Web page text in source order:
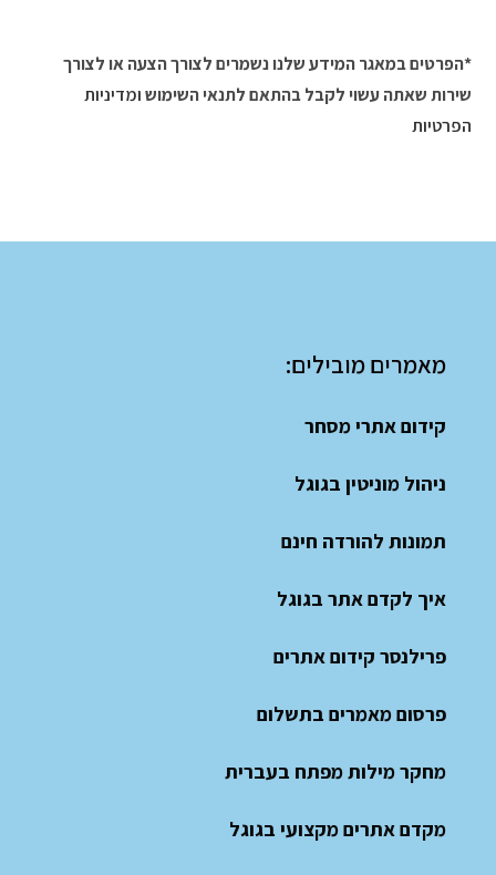
*הפרטים במאגר המידע שלנו נשמרים לצורך הצעה או לצורך
שירות שאתה עשוי לקבל בהתאם לתנאי השימושומדיניות
הפרטיות
מאמרים מובילים:
קידום אתרי מסחר
ניהול מוניטין בגוגל
תמונות להורדה חינם
איך לקדם אתר בגוגל
פרילנסר קידום אתרים
פרסום מאמרים בתשלום
מחקר מילות מפתח בעברית
מקדם אתרים מקצועי בגוגל